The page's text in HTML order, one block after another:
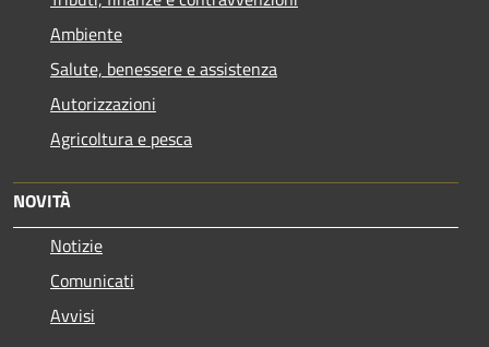
Ambiente
Salute, benessere e assistenza
Autorizzazioni
Agricoltura e pesca
NOVITÀ
Notizie
Comunicati
Avvisi